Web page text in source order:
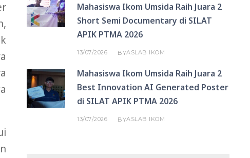
Mahasiswa Ikom Umsida Raih Juara 2
Short Semi Documentary di SILAT
APIK PTMA 2026
13/07/2026 BYASLAB IKOM
Mahasiswa Ikom Umsida Raih Juara 2
Best Innovation AI Generated Poster
di SILAT APIK PTMA 2026
13/07/2026 BYASLAB IKOM